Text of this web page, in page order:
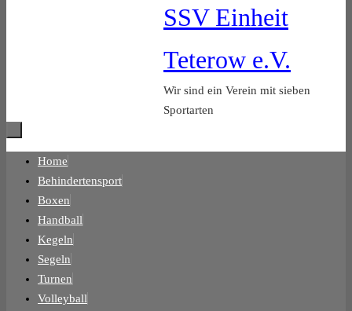
SSV Einheit
Teterow e.V.
Wir sind ein Verein mit sieben
Sportarten
Zum
Inhalt
springen
Home
Behindertensport
Boxen
Handball
Kegeln
Segeln
Turnen
Volleyball